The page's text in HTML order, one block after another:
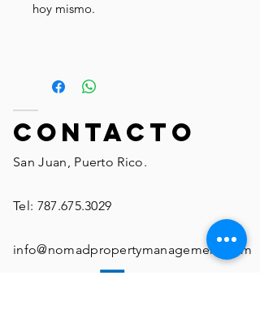
hoy mismo.
ContactO
San Juan, Puerto Rico.
Tel: 787.675.3029
info@nomadpropertymanagement.com